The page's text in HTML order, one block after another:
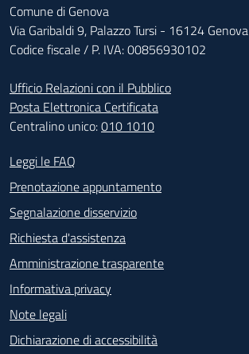
Comune di Genova
Via Garibaldi 9, Palazzo Tursi - 16124 Genova
Codice fiscale / P. IVA: 00856930102
Ufficio Relazioni con il Pubblico
Posta Elettronica Certificata
Centralino unico:010 1010
Footer - Contatti
Leggi le FAQ
Prenotazione appuntamento
Segnalazione disservizio
Richiesta d'assistenza
Amministrazione trasparente
Informativa privacy
Note legali
Dichiarazione di accessibilità